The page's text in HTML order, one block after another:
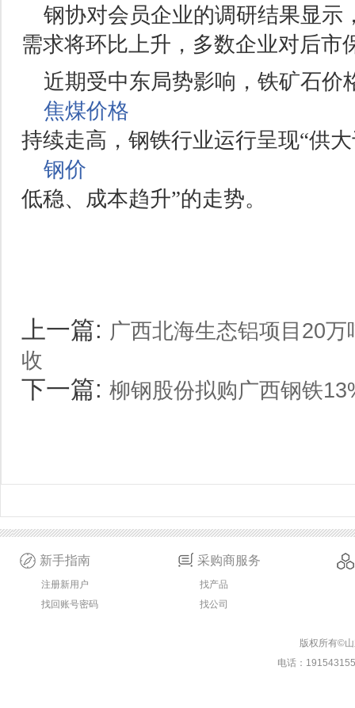
钢协对会员企业的调研结果显示
需求将环比上升，多数企业对后市
近期受中东局势影响，铁矿石价
焦煤价格
持续走高，钢铁行业运行呈现“供
钢价
低稳、成本趋升”的走势。
上一篇: 广西北海生态铝项目20
收
下一篇: 柳钢股份拟购广西钢铁
新手指南
注册新用户
找回账号密码
采购商服务
找产品
找公司
版权所有©
电话：